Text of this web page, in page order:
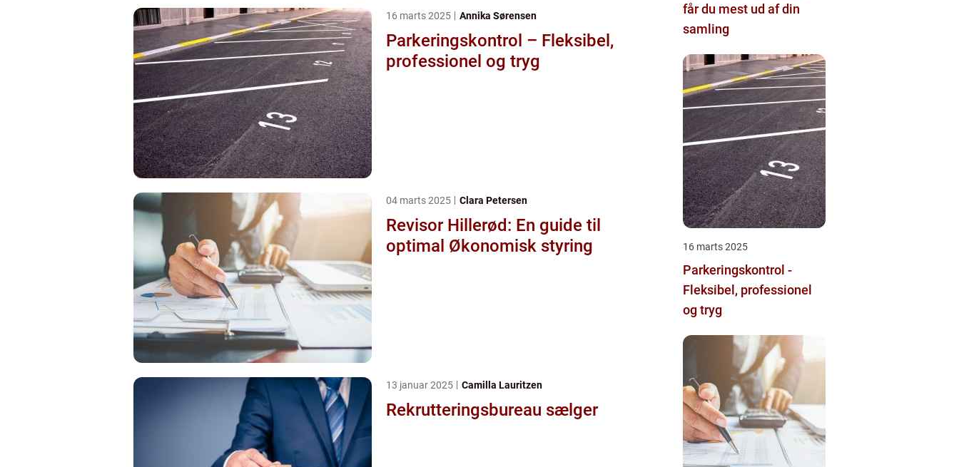
16 marts 2025 Annika Sørensen
Parkeringskontrol – Fleksibel,
professionel og tryg
04 marts 2025 Clara Petersen
Revisor Hillerød: En guide til
optimal Økonomisk styring
13 januar 2025 Camilla Lauritzen
Rekrutteringsbureau sælger
får du mest ud af din
samling
16 marts 2025
Parkeringskontrol -
Fleksibel, professionel
og tryg